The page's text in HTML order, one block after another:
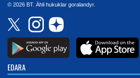
© 2026 BT. Ähli hukuklar goralandyr.
EDARA